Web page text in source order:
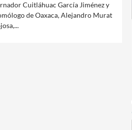
Cuitláhuac García Jiménez y
de Oaxaca, Alejandro Murat